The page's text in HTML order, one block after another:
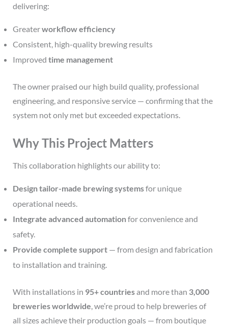
delivering:
Greaterworkflow efficiency
Consistent, high-quality brewing results
Improved time management
The owner praised our high build quality, professional
engineering, and responsive service — confirming that the
system not only met but exceeded expectations.
Why This Project Matters
This collaboration highlights our ability to:
Design tailor-made brewing systemsfor unique
operational needs.
Integrate advanced automationfor convenience and
safety.
Provide complete support— from design and fabrication
to installation and training.
With installations in 95+ countriesand more than 3,000
breweries worldwide, we’re proud to help breweries of
all sizes achieve their production goals — from boutique